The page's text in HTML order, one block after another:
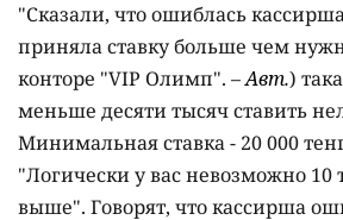
"Сказали, что ошиблась
приняла ставку больше чем
конторе "VIP Олимп". –Авт.)
меньше десяти тысяч ставить
Минимальная ставка - 20 000
"Логически у вас невозможно 10
выше". Говорят, что кассирша